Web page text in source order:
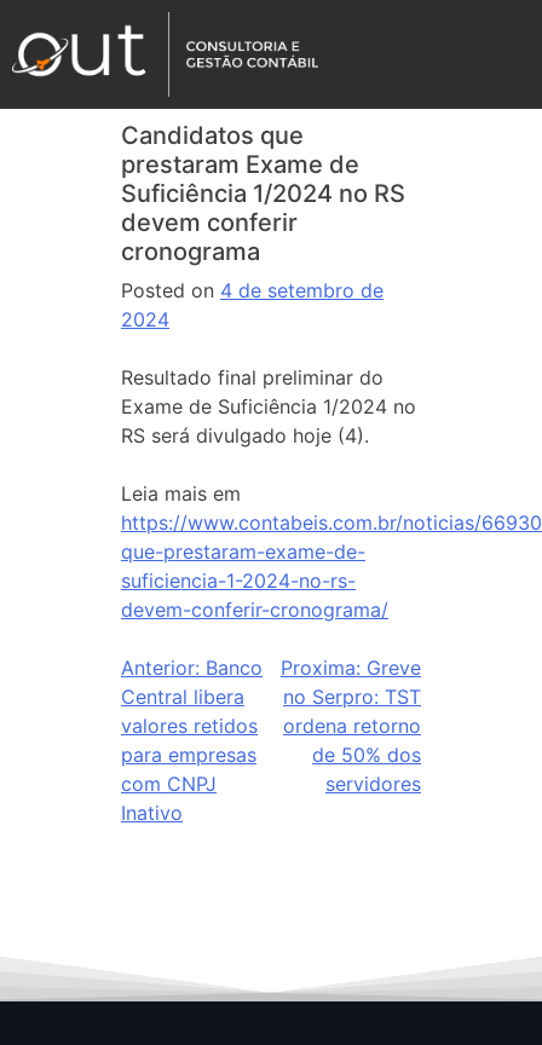
Candidatos que
prestaram Exame de
Suficiência 1/2024 no RS
devem conferir
cronograma
Posted on 4 de setembro de
2024
Resultado final preliminar do
Exame de Suficiência 1/2024 no
RS será divulgado hoje (4).
Leia mais em
https://www.contabeis.com.br/noticias/
que-prestaram-exame-de-
suficiencia-1-2024-no-rs-
devem-conferir-cronograma/
Anterior: Banco
Central libera
valores retidos
para empresas
com CNPJ
Inativo
Proxima: Greve
no Serpro: TST
ordena retorno
de 50% dos
servidores